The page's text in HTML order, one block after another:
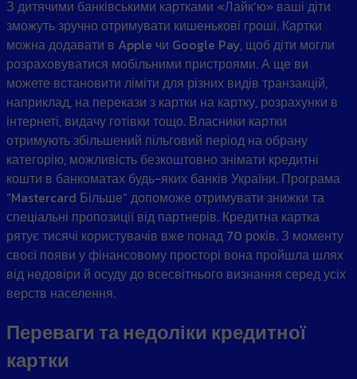
З дитячими банківськими картками «Лайкʼю» ваші діти
зможуть зручно отримувати кишенькові гроші. Картки
можна додавати в Apple чи Google Pay, щоб діти могли
розраховуватися мобільними пристроями. А ще ви
можете встановити ліміти для різних видів транзакцій,
наприклад, на перекази з картки на картку, розрахунки в
інтернеті, видачу готівки тощо. Власники картки
отримують збільшений пільговий період на обрану
категорію, можливість безкоштовно знімати кредитні
кошти в банкоматах будь-яких банків України. Програма
“Mastercard Більше” допоможе отримувати знижки та
спеціальні пропозиції від партнерів. Кредитна картка
рятує тисячі користувачів вже понад 70 років. З моменту
своєї появи у фінансовому просторі вона пройшла шлях
від недовіри й осуду до всесвітнього визнання серед усіх
верств населення.
Переваги та недоліки кредитної
картки